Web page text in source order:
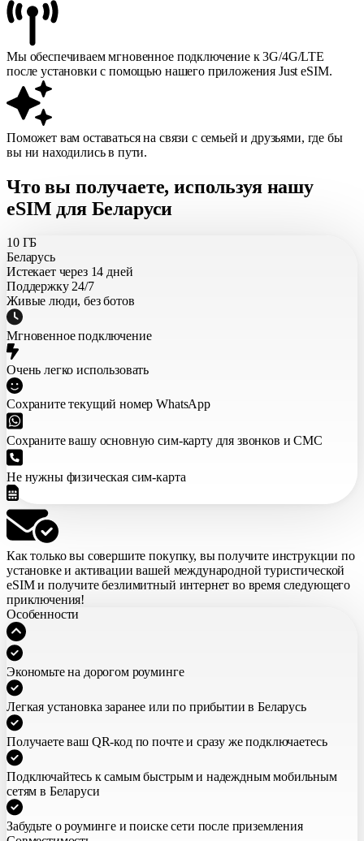
Мы обеспечиваем мгновенное подключение к 3G/4G/LTE
после установки с помощью нашего приложения Just eSIM.
Поможет вам оставаться на связи с семьей и друзьями, где бы
вы ни находились в пути.
Что вы получаете, используя нашу
eSIM для Беларуси
10 ГБ
Беларусь
Истекает через 14 дней
Поддержку 24/7
Живые люди, без ботов
Мгновенное подключение
Очень легко использовать
Сохраните текущий номер WhatsApp
Сохраните вашу основную сим-карту для звонков и СМС
Не нужны физическая сим-карта
Как только вы совершите покупку, вы получите инструкции по
установке и активации вашей международной туристической
eSIMи получите безлимитный интернет во время следующего
приключения!
Особенности
Экономьте на дорогом роуминге
Легкая установка заранее или по прибытии в Беларусь
Получаете ваш QR-код по почте и сразу же подключаетесь
Подключайтесь к самым быстрым и надеждным мобильным
сетям в Беларуси
Забудьте о роуминге и поиске сети после приземления